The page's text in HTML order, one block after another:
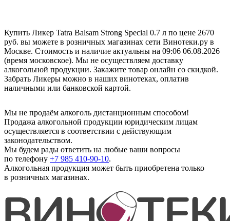
Купить Ликер Tatra Balsam Strong Special 0.7 л по цене 2670
руб. вы можете в розничных магазинах сети Винотеки.ру в
Москве. Стоимость и наличие актуальны на 09:06 06.08.2026
(время московское). Мы не осуществляем доставку
алкогольной продукции. Закажите товар онлайн со скидкой.
Забрать Ликеры можно в наших винотеках, оплатив
наличными или банковской картой.
Мы не продаём алкоголь дистанционным способом!
Продажа алкогольной продукции юридическим лицам
осуществляется в соответствии с действующим
законодательством.
Мы будем рады ответить на любые ваши вопросы
по телефону +7 985 410-90-10.
Алкогольная продукция может быть приобретена только
в розничных магазинах.